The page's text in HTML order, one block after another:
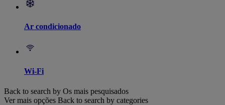
Ar condicionado
Wi-Fi
Back to search by Os mais pesquisados
Ver mais opções Back to search by categories